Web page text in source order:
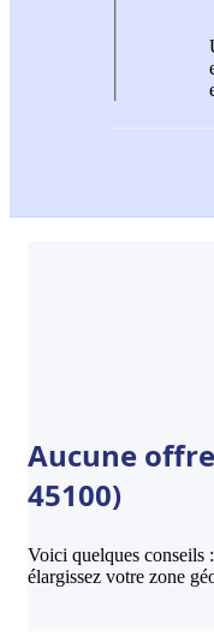
Aucune
45100)
Voici quelques conseils
élargissez votre zone